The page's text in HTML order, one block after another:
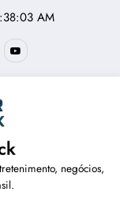
AM
negócios,